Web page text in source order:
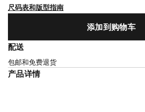
尺码表和版型指南
添加到购物车
配送
包邮和免费退货
产品详情